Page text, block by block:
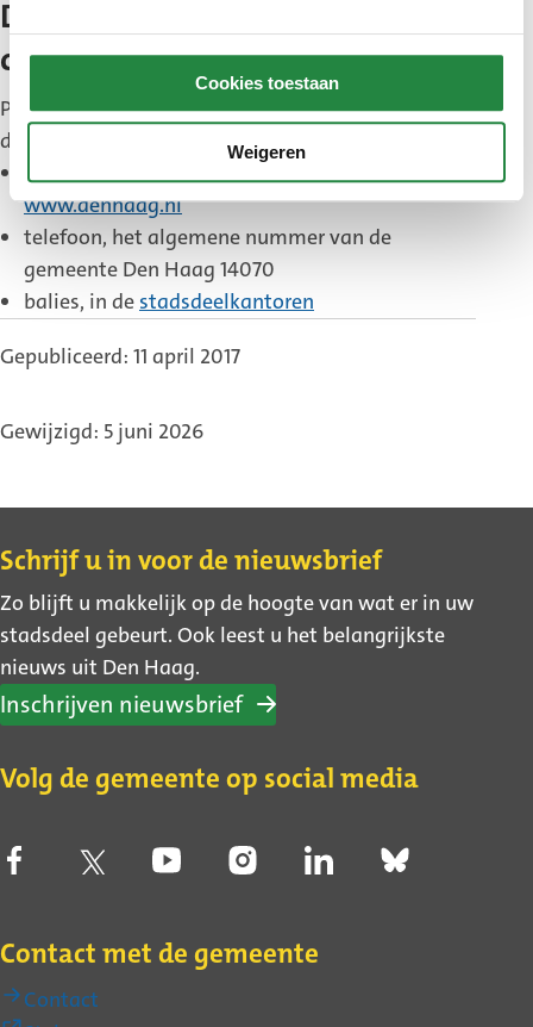
Cookies toestaan
Weigeren
Dienstverlening en
communicatie
Publiekszaken is verantwoordelijk voor de
dienstverlening aan inwoners via 3 kanalen:
internet, bijvoorbeeld de website
www.denhaag.nl
telefoon, het algemene nummer van de
gemeente Den Haag 14070
balies, in de stadsdeelkantoren
Gepubliceerd: 11 april 2017
Gewijzigd: 5 juni 2026
Contact
Schrijf u in voor de nieuwsbrief
Zo blijft u makkelijk op de hoogte van wat er in uw
stadsdeel gebeurt. Ook leest u het belangrijkste
nieuws uit Den Haag.
Inschrijven nieuwsbrief
Volg de gemeente op social media
Contact met de gemeente
Contact